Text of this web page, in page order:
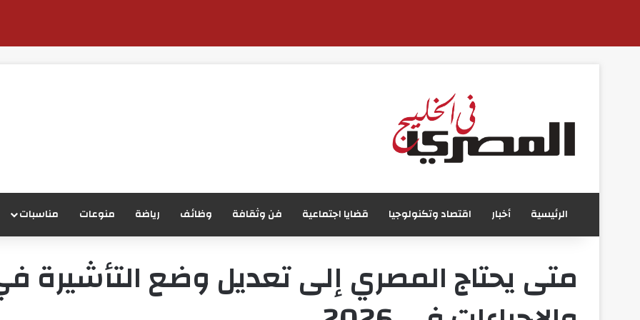
الرئيسية أخبار اقتصاد وتكنولوجيا قضايا اجتماعية فن وثقافة وظائف رياضة منوعات مناسبات
متى يحتاج المصري إلى تعديل وضع التأشيرة